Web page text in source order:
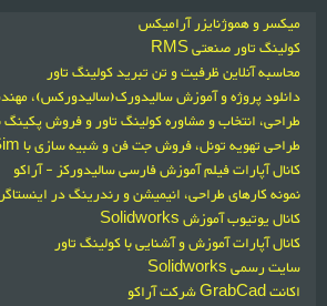
میکسر و هموژنایزر آرامیکس
کولینگ تاور صنعتی RMS
محاسبه آنلاین ظرفیت و تن تبرید کولینگ تاور
دانلود پروژه و آموزش سالیدورک(سالیدورکس)،
طراحی، انتخاب و مشاوره کولینگ تاور و فروش
طراحی تهویه تونل، فروش جت فن و شبیه سازی با PyroSim
کانال آپارات فیلم آموزش فارسی سالیدورکز - آراکو
نمونه کارهای طراحی، انیمیشن و رندرینگ در
کانال یوتیوب آموزش Solidworks
کانال آپارات آموزش و آشنایی با کولینگ تاور
سایت رسمی Solidworks
اکانت GrabCad شرکت آراکو